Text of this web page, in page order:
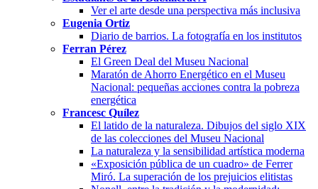
Ver el arte desde una perspectiva más inclusiva
Eugenia Ortiz
Diario de barrios. La fotografía en los institutos
Ferran Pérez
El Green Deal del Museu Nacional
Maratón de Ahorro Energético en el Museu
Nacional: pequeñas acciones contra la pobreza
energética
Francesc Quílez
El latido de la naturaleza. Dibujos del siglo XIX
de las colecciones del Museu Nacional
La naturaleza y la sensibilidad artística moderna
«Exposición pública de un cuadro» de Ferrer
Miró. La superación de los prejuicios elitistas